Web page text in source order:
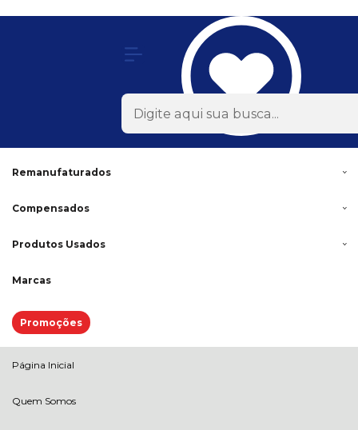
Remanufaturados
Compensados
Produtos Usados
Marcas
Promoções
Página Inicial
Quem Somos